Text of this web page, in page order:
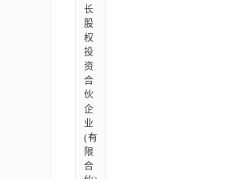
长
股
权
投
资
合
伙
企
业
(有
限
合